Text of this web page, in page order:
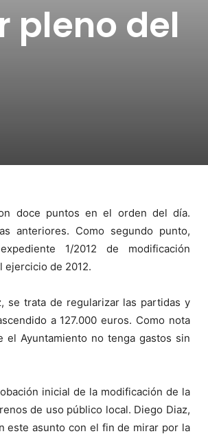
pleno del
doce puntos en el orden del día.
anteriores. Como segundo punto,
1/2012 de modificación
ejercicio de 2012.
se trata de regularizar las partidas y
a 127.000 euros. Como nota
Ayuntamiento no tenga gastos sin
inicial de la modificación de la
de uso público local. Diego Diaz,
este asunto con el fin de mirar por la